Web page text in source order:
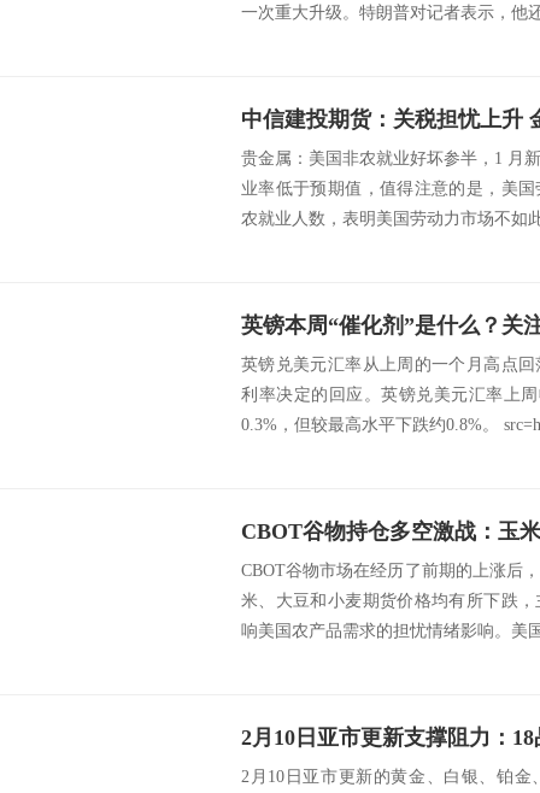
一次重大升级。特朗普对记者表示，他
中信建投期货：关税担忧上升
贵金属：美国非农就业好坏参半，1 月
业率低于预期值，值得注意的是，美
农就业人数，表明美国劳动力市场不如
英镑本周“催化剂”是什么？关
英镑兑美元汇率从上周的一个月高点
利率决定的回应。英镑兑美元汇率上
0.3%，但较最高水平下跌约0.8%。
CBOT谷物市场在经历了前期的上涨后
米、大豆和小麦期货价格均有所下跌
响美国农产品需求的担忧情绪影响。美
2月10日亚市更新的黄金、白银、铂